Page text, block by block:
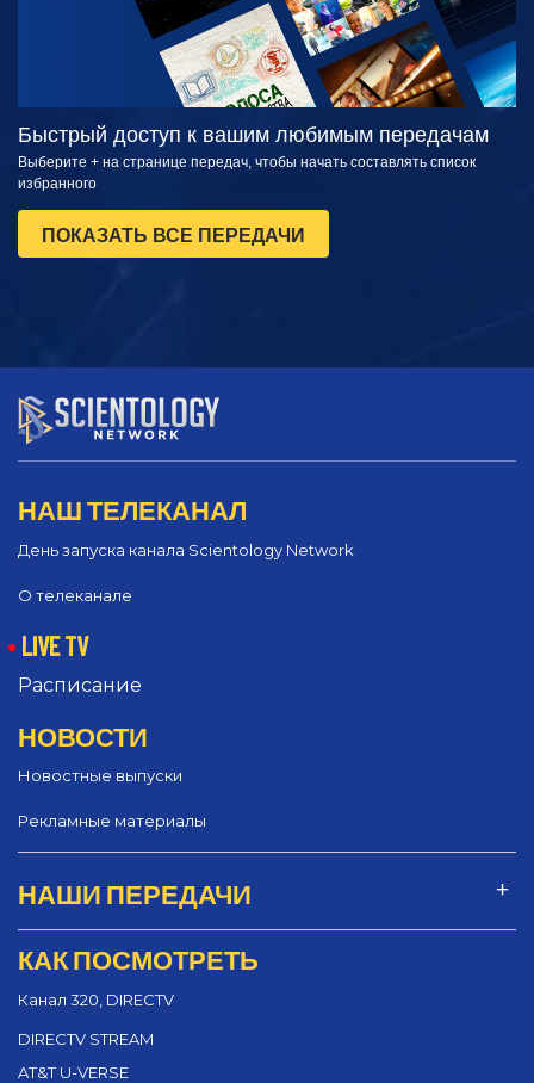
Быстрый доступ к вашим любимым передачам
Выберите + на странице передач, чтобы начать составлять список
избранного
ПОКАЗАТЬ ВСЕ ПЕРЕДАЧИ
НАШ ТЕЛЕКАНАЛ
День запуска канала Scientology Network
О телеканале
LIVE TV
Расписание
НОВОСТИ
Новостные выпуски
Рекламные материалы
НАШИ ПЕРЕДАЧИ
КАК ПОСМОТРЕТЬ
Канал 320, DIRECTV
DIRECTV STREAM
AT&T U-VERSE